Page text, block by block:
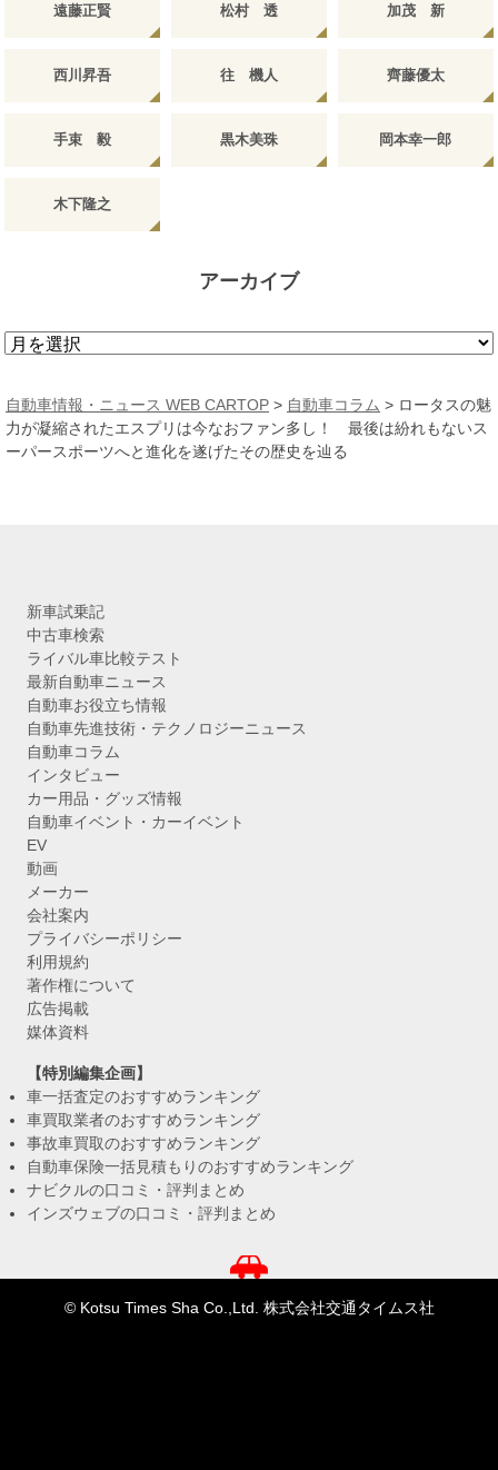
遠藤正賢 松村 透 加茂 新
西川昇吾 往 機人 齊藤優太
手束 毅 黒木美珠 岡本幸一郎
木下隆之
アーカイブ
ア
カ
イ
ブ
自動車情報・ニュース WEB CARTOP > 自動車コラム > ロータスの魅
力が凝縮されたエスプリは今なおファン多し！ 最後は紛れもないス
ーパースポーツへと進化を遂げたその歴史を辿る
新車試乗記
中古車検索
ライバル車比較テスト
最新自動車ニュース
自動車お役立ち情報
自動車先進技術・テクノロジーニュース
自動車コラム
インタビュー
カー用品・グッズ情報
自動車イベント・カーイベント
EV
動画
メーカー
会社案内
プライバシーポリシー
利用規約
著作権について
広告掲載
媒体資料
【特別編集企画】
車一括査定のおすすめランキング
車買取業者のおすすめランキング
事故車買取のおすすめランキング
自動車保険一括見積もりのおすすめランキング
ナビクルの口コミ・評判まとめ
インズウェブの口コミ・評判まとめ
© Kotsu Times Sha Co.,Ltd. 株式会社交通タイムス社